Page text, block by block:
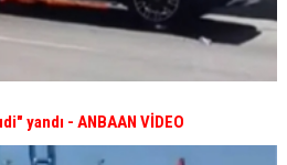
yandı - ANBAAN VİDEO